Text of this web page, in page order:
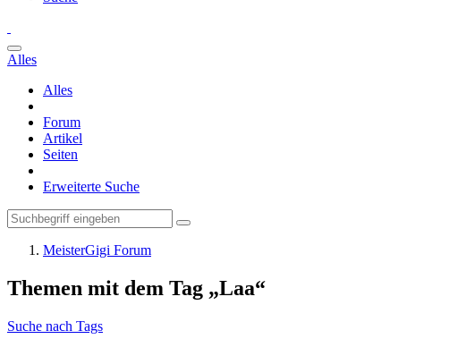
Alles
Alles
Forum
Artikel
Seiten
Erweiterte Suche
MeisterGigi Forum
Themen mit dem Tag „Laa“
Suche nach Tags